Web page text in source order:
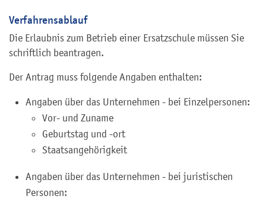
Verfahrensablauf
Die Erlaubnis zum Betrieb einer Ersatzschule müssen Sie
schriftlich beantragen.
Der Antrag muss folgende Angaben enthalten:
Angaben über das Unternehmen - bei Einzelpersonen:
Vor- und Zuname
Geburtstag und -ort
Staatsangehörigkeit
Angaben über das Unternehmen - bei juristischen
Personen: